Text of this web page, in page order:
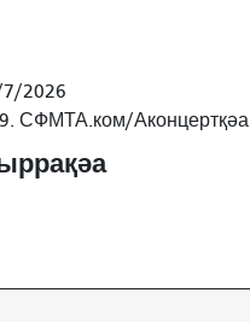
7/2026
СФМТА.ком/Аконцертқәа